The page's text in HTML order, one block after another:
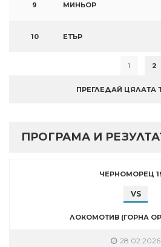
9 МИНЬОР
10 ЕТЪР
1 2
ПРЕГЛЕДАЙ ЦЯЛАТА
ПРОГРАМА И
ЧЕРНОМОРЕЦ
VS
ЛОКОМОТИВ (ГОРНА
28.02.2026